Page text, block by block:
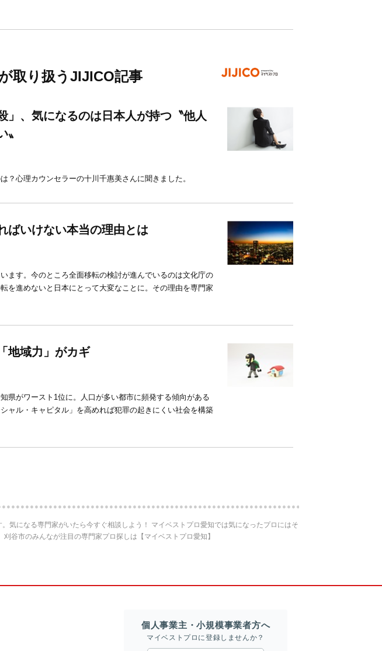
取り扱うJIJICO記事
」、気になるのは日本人が持つ〝他人
〟
？心理カウンセラーの十川千惠美さんに聞きました。
ばいけない本当の理由とは
ます。今のところ全面移転の検討が進んでいるのは文化庁の
を進めないと日本にとって大変なことに。その理由を専門家
地域力」がカギ
県がワースト1位に。人口が多い都市に頻発する傾向がある
ャル・キャピタル」を高めれば犯罪の起きにくい社会を構築
気になる専門家がいたら今すぐ相談しよう！ マイベストプロ愛知では気になったプロにはそ
谷市のみんなが注目の専門家プロ探しは【マイベストプロ愛知】
個人事業主・小規模事業者方へ
マイベストプロに登録しませんか？